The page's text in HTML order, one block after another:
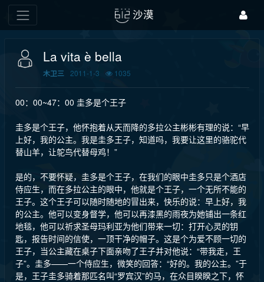
沙漠
La vita è bella
木卫三 2011-1-3 1035
00：00~47：00 圭多是个王子
圭多是个王子，他怀抱着从天而降的多拉公主彬彬有理的说：“早
上好，我的公主。我是圭多王子，知道吗，我要让这里的骆驼代
替山羊，让鸵鸟代替母鸡！”
是的，不要怀疑，圭多是个王子，在我们的眼中圭多只是个酒店
侍应生，而在多拉公主的眼中，他就是个王子，一个无所不能的
王子。这个王子可以随时随地的冒出来，快乐的说：早上好，我
的公主。他可以变身督学，他可以再漆黑的雨夜为她铺出一条红
地毯，他可以祈求圣母玛利亚为他们带来一切：打开心灵的钥
匙，报告时间的信使，一顶干净的帽子。这是个为爱不顾一切的
王子，当公主藏在桌子下面亲吻了王子并对他说：“带我走，王
子”。圭多——一个侍应生，微笑的回答：“好的。我的公主。”于
是，王子圭多骑着那匹名叫“罗宾汉”的马，在众目睽睽之下，怀